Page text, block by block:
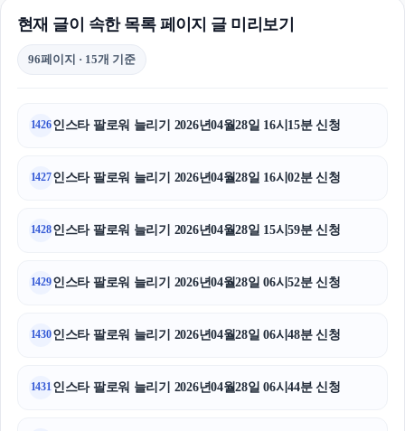
현재 글이 속한 목록 페이지 글 미리보기
96페이지 · 15개 기준
1426인스타 팔로워 늘리기 2026년04월28일 16시15분 신청
1427인스타 팔로워 늘리기 2026년04월28일 16시02분 신청
1428인스타 팔로워 늘리기 2026년04월28일 15시59분 신청
1429인스타 팔로워 늘리기 2026년04월28일 06시52분 신청
1430인스타 팔로워 늘리기 2026년04월28일 06시48분 신청
1431인스타 팔로워 늘리기 2026년04월28일 06시44분 신청